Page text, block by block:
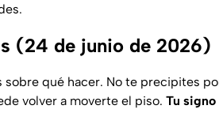
(24 de junio de 2026)
qué hacer. No te precipites
volver a moverte el piso. Tu